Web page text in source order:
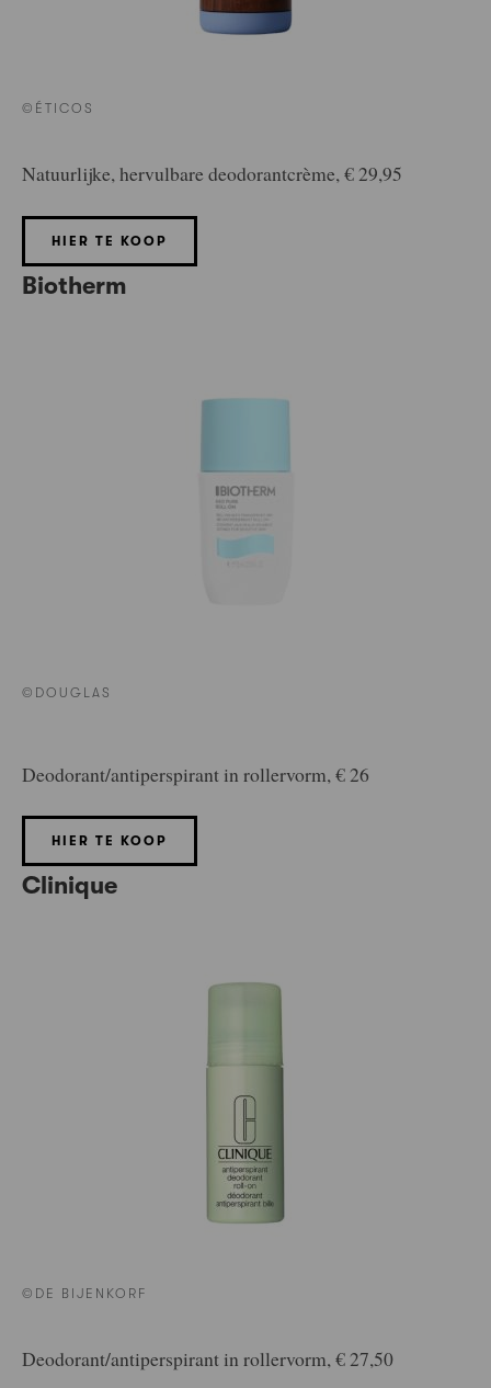
©ÉTICOS
Natuurlijke, hervulbare deodorantcrème, € 29,95
HIER TE KOOP
Biotherm
©DOUGLAS
Deodorant/antiperspirant in rollervorm, € 26
HIER TE KOOP
Clinique
©DE BIJENKORF
Deodorant/antiperspirant in rollervorm, € 27,50